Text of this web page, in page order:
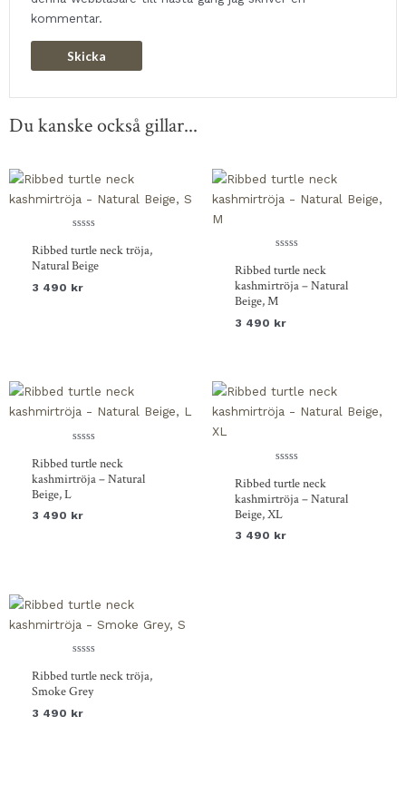
kommentar.
Du kanske också gillar...
0
av
5
Ribbed turtle neck tröja,
Natural Beige
3 490 kr
0
5
Ribbed turtle neck
kashmirtröja – Natural
Beige, M
3 490 kr
0
5
Ribbed turtle neck
kashmirtröja – Natural
Beige, L
3 490 kr
0
5
Ribbed turtle neck
kashmirtröja – Natural
Beige, XL
3 490 kr
0
av
5
Ribbed turtle neck tröja,
Smoke Grey
3 490 kr